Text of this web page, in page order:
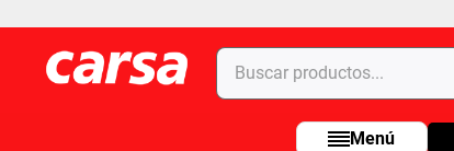
Buscar productos...